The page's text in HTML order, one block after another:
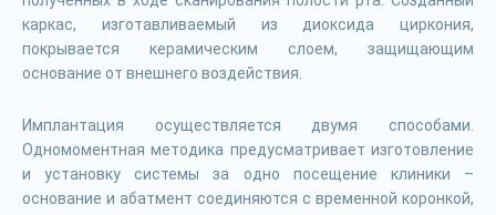
каркас, изготавливаемый из диоксида циркония,
покрывается керамическим слоем, защищающим
основание от внешнего воздействия.
Имплантация осуществляется двумя способами.
Одномоментная методика предусматривает изготовление
и установку системы за одно посещение клиники –
основание и абатмент соединяются с временной коронкой,